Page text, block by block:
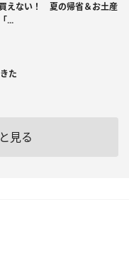
えない！ 夏の帰省＆お土産
...
た
見る